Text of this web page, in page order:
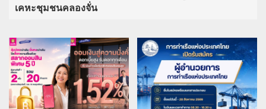
เคหะชุมชนคลองจั่น